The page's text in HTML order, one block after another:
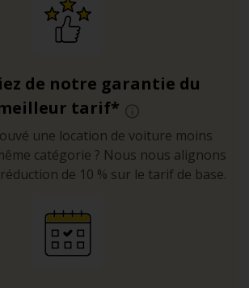
de notre garantie du
tarif*
une location de voiture moins
catégorie ? Nous nous alignons
de 10 % sur le tarif de base.